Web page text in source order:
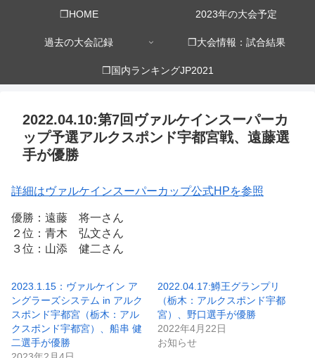
❒HOME 2023年の大会予定
過去の大会記録 ❒大会情報：試合結果
❒国内ランキングJP2021
2022.04.10:第7回ヴァルケインスーパーカ
ップ予選アルクスポンド宇都宮戦、遠藤選
手が優勝
詳細はヴァルケインスーパーカップ公式HPを参照
優勝：遠藤 将一さん
２位：青木 弘文さん
３位：山添 健二さん
2023.1.15：ヴァルケイン ア
ングラーズシステム in アルク
スポンド宇都宮（栃木：アル
クスポンド宇都宮）、船串 健
二選手が優勝
2022.04.17:鱒王グランプリ
（栃木：アルクスポンド宇都
宮）、野口選手が優勝
2022年4月22日
お知らせ